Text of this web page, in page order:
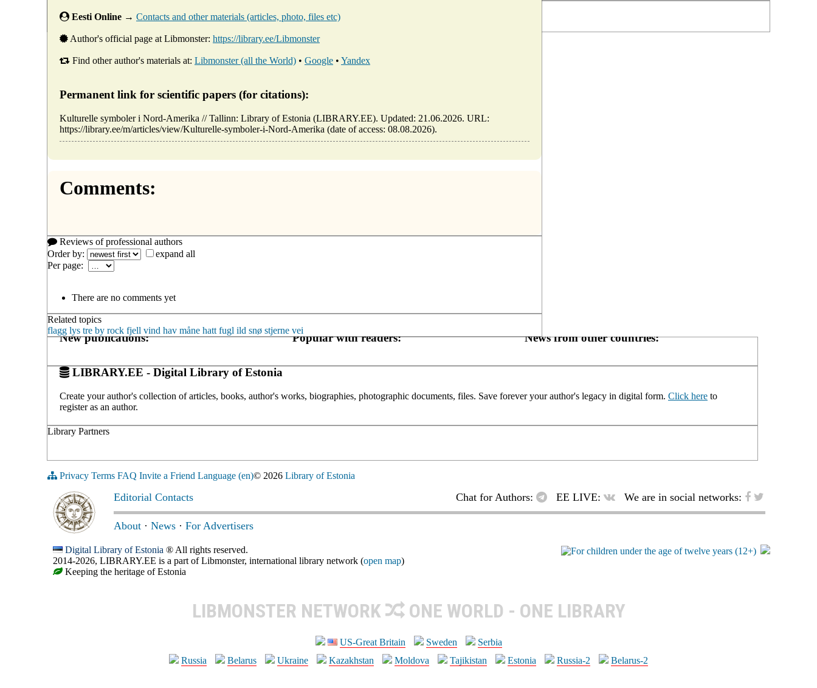
Eesti Online → Contacts and other materials (articles, photo, files etc)
Author's official page at Libmonster: https://library.ee/Libmonster
Find other author's materials at: Libmonster (all the World) • Google • Yandex
Permanent link for scientific papers (for citations):
Kulturelle symboler i Nord-Amerika // Tallinn: Library of Estonia (LIBRARY.EE). Updated: 21.06.2026. URL:
https://library.ee/m/articles/view/Kulturelle-symboler-i-Nord-Amerika (date of access: 08.08.2026).
Comments:
Reviews of professional authors
Order by:
expand all
Per page:
There are no comments yet
Related topics
flagg lys tre by rock fjell vind hav måne hatt fugl ild snø stjerne vei
New publications: Popular with readers: News from other countries:
LIBRARY.EE - Digital Library of Estonia
Create your author's collection of articles, books, author's works, biographies, photographic documents, files. Save forever your author's legacy in digital form. Click here to
register as an author.
Library Partners
Privacy Terms FAQ Invite a Friend Language (en)© 2026 Library of Estonia
Editorial Contacts Chat for Authors: EE LIVE: We are in social networks:
About · News · For Advertisers
Digital Library of Estonia ® All rights reserved.
2014-2026, LIBRARY.EE is a part of Libmonster, international library network (open map)
Keeping the heritage of Estonia
LIBMONSTER NETWORK ONE WORLD - ONE LIBRARY
US-Great Britain Sweden
Serbia
Russia
Belarus Ukraine Kazakhstan Moldova Tajikistan Estonia Russia-2 Belarus-2